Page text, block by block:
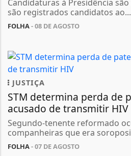
Candidaturas à Presidência são
são registrados candidatos ao...
FOLHA- 08 DE AGOSTO
JUSTIÇA
STM determina perda de
acusado de transmitir HIV
Segundo-tenente reformado
companheiras que era
FOLHA- 07 DE AGOSTO